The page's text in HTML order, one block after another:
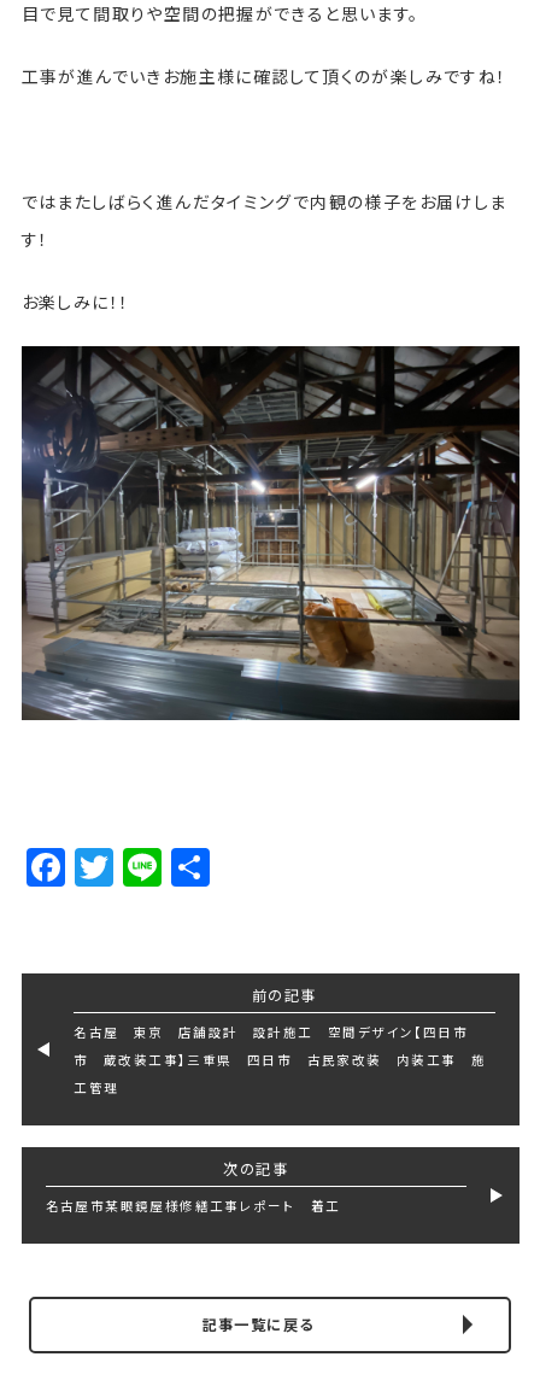
目で見て間取りや空間の把握ができると思います。
工事が進んでいきお施主様に確認して頂くのが楽しみですね！
ではまたしばらく進んだタイミングで内観の様子をお届けしま
す！
お楽しみに！！
Facebook
Twitter
LineShare
前の記事
名古屋 東京 店舗設計 設計施工 空間デザイン【四日市
市 蔵改装工事】三重県 四日市 古民家改装 内装工事 施
工管理
次の記事
名古屋市某眼鏡屋様修繕工事レポート 着工
記事一覧に戻る